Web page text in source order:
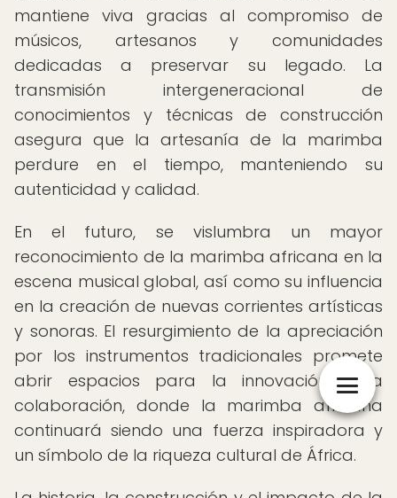
mantiene viva gracias al compromiso de
músicos, artesanos y comunidades
dedicadas a preservar su legado. La
transmisión intergeneracional de
conocimientos y técnicas de construcción
asegura que la artesanía de la marimba
perdure en el tiempo, manteniendo su
autenticidad y calidad.
En el futuro, se vislumbra un mayor
reconocimiento de la marimba africana en la
escena musical global, así como su influencia
en la creación de nuevas corrientes artísticas
y sonoras. El resurgimiento de la apreciación
por los instrumentos tradicionales promete
abrir espacios para la innovación y la
colaboración, donde la marimba africana
continuará siendo una fuerza inspiradora y
un símbolo de la riqueza cultural de África.